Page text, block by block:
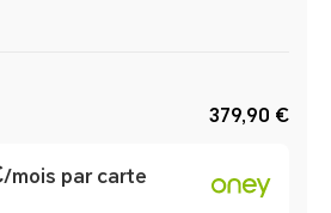
379,90 €
/mois par carte